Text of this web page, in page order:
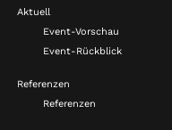
Aktuell
Event-Vorschau
Event-Rückblick
Referenzen
Referenzen